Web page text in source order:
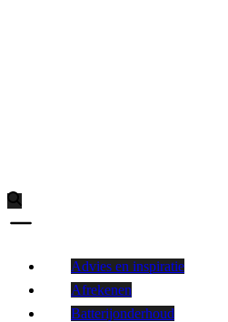
Advies en inspiratie
Afrekenen
Batterijonderhoud